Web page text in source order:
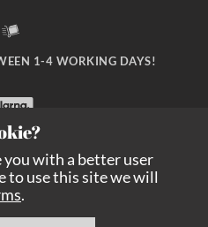
1-4 WORKING DAYS!
KLARNA CHECKOUT!
you with a better user
to use this site we will
.